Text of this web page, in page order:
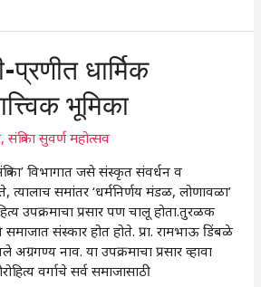
प्रणीत धार्मिक
भूमिका
,संत्रिका सुवर्ण महोत्सव
विभागात जसे संस्कृत संवर्धन व
त्यालाच समांतर ‘धर्मनिर्णय मंडळ, लोणावळा’
उपक्रमाचा प्रसार पण चालू होता.तुरळक
समाजात संस्कार होत होते. प्रा. रामभाऊ डिंबळे
नाव. या उपक्रमाचा प्रसार व्हावा
वर्गाचे सर्व समाजासाठी